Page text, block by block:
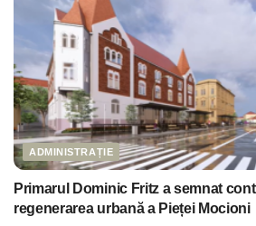
ADMINISTRAȚIE
Primarul Dominic Fritz a semnat
regenerarea urbană a Pieței Mocioni